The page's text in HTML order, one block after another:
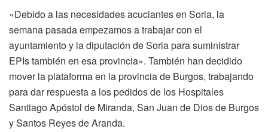
«Debido a las necesidades acuciantes en Soria, la
semana pasada empezamos a trabajar con el
ayuntamiento y la diputación de Soria para suministrar
EPIs también en esa provincia». También han decidido
mover la plataforma en la provincia de Burgos, trabajando
para dar respuesta a los pedidos de los Hospitales
Santiago Apóstol de Miranda, San Juan de Dios de Burgos
y Santos Reyes de Aranda.